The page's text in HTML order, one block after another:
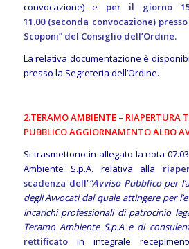
convocazione) e per il giorno 15
11.00 (seconda convocazione)
Scoponi” del Consiglio dell’Ordine.
La relativa documentazione è
presso la Segreteria dell’Ordine.
2.TERAMO AMBIENTE – RIAPERTURA
PUBBLICO AGGIORNAMENTO ALBO
Si trasmettono in allegato la nota
Ambiente S.p.A. relativa alla
scadenza dell’”Avviso Pubblicoper
degli Avvocati dal quale attingere per
incarichi professionali di patrocinio
Teramo Ambiente S.p.A e di
rettificato in integrale